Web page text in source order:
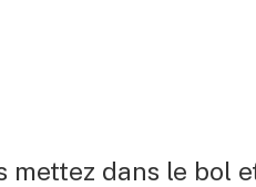
mettez dans le bol